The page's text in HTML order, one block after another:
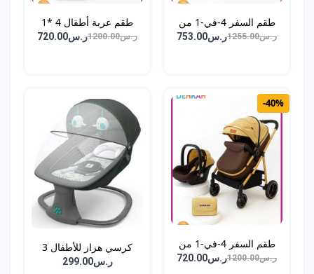
طقم السفر 4-في-1 من
DEH...
ر.س1255.00 ر.س753.00
طقم عربة أطفال 4 *1
عر...
ر.س1200.00 ر.س720.00
-40%
طقم السفر 4-في-1 من
DEH...
ر.س1200.00 ر.س720.00
كرسي هزاز للأطفال 3
في...ر.س299.00